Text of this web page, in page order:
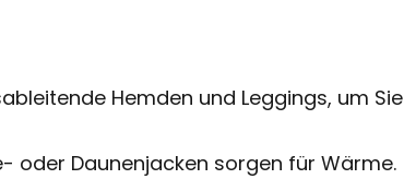
Hemden und Leggings, um Sie
oder Daunenjacken sorgen für Wärme.